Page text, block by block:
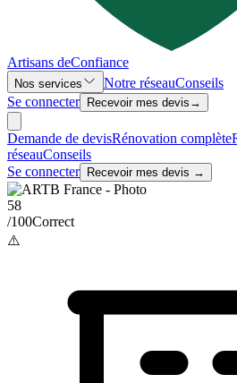
Artisans deConfiance
Nos services Notre réseauConseils
Se connecter
Recevoir mes devis →
Demande de devisRénovation complète
réseauConseils
Se connecter
Recevoir mes devis →
58
/100Correct
⚠️